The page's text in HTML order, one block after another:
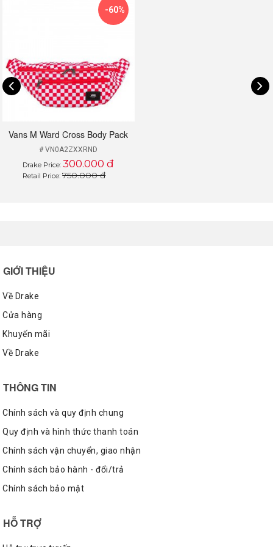
Cam kết bán balo chính hãng chất lượng cao, khách hàng
mà không nhanh chân đến các cửa hàng thuộc Hệ thống
Drake VN để chọn cho mình những chiếc ba lô xinh đẹp
thật ưng ý.
-60%
Vans M Ward Cross Body Pack
# VN0A2ZXXRND
Drake Price:300.000 đ
Retail Price:750.000 đ
GIỚI THIỆU
Về Drake
Cửa hàng
Khuyến mãi
Về Drake
THÔNG TIN
Chính sách và quy định chung
Quy định và hình thức thanh toán
Chính sách vận chuyển, giao nhận
Chính sách bảo hành - đổi/trả
Chính sách bảo mật
HỖ TRỢ